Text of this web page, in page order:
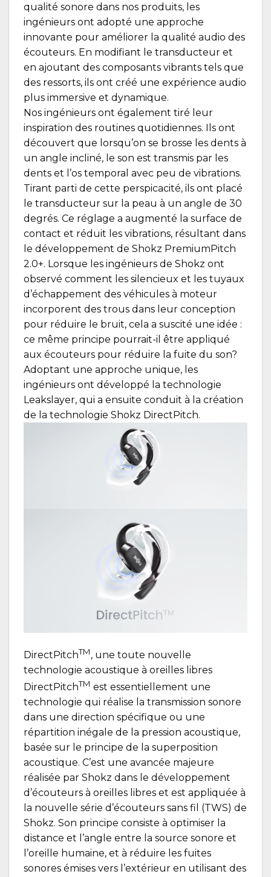
qualité sonore dans nos produits, les
ingénieurs ont adopté une approche
innovante pour améliorer la qualité audio des
écouteurs. En modifiant le transducteur et
en ajoutant des composants vibrants tels que
des ressorts, ils ont créé une expérience audio
plus immersive et dynamique.
Nos ingénieurs ont également tiré leur
inspiration des routines quotidiennes. Ils ont
découvert que lorsqu’on se brosse les dents à
un angle incliné, le son est transmis par les
dents et l’os temporal avec peu de vibrations.
Tirant parti de cette perspicacité, ils ont placé
le transducteur sur la peau à un angle de 30
degrés. Ce réglage a augmenté la surface de
contact et réduit les vibrations, résultant dans
le développement de Shokz PremiumPitch
2.0+. Lorsque les ingénieurs de Shokz ont
observé comment les silencieux et les tuyaux
d’échappement des véhicules à moteur
incorporent des trous dans leur conception
pour réduire le bruit, cela a suscité une idée :
ce même principe pourrait-il être appliqué
aux écouteurs pour réduire la fuite du son?
Adoptant une approche unique, les
ingénieurs ont développé la technologie
Leakslayer, qui a ensuite conduit à la création
de la technologie Shokz DirectPitch.
DirectPitchTM, une toute nouvelle
technologie acoustique à oreilles libres
DirectPitchTM est essentiellement une
technologie qui réalise la transmission sonore
dans une direction spécifique ou une
répartition inégale de la pression acoustique,
basée sur le principe de la superposition
acoustique. C’est une avancée majeure
réalisée par Shokz dans le développement
d’écouteurs à oreilles libres et est appliquée à
la nouvelle série d’écouteurs sans fil (TWS) de
Shokz. Son principe consiste à optimiser la
distance et l’angle entre la source sonore et
l’oreille humaine, et à réduire les fuites
sonores émises vers l’extérieur en utilisant des